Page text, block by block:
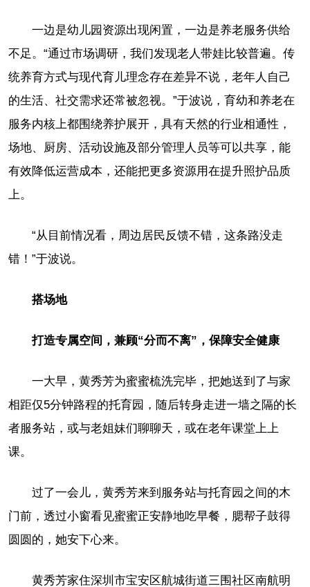
一边是幼儿园资源出现闲置，一边是养老服务供给
不足。“通过市场调研，我们发现老人带娃比较普遍。传
统养育方式与现代育儿理念存在差异不说，老年人自己
的生活、社交需求还常被忽视。”于波说，育幼和养老在
服务内核上都围绕养护展开，具有天然的行业相通性，
场地、厨房、活动设施及部分管理人员等可以共享，能
有效降低运营成本，还能把更多资源用在提升照护品质
上。
“从目前情况看，周边居民反馈不错，这条路没走
错！”于波说。
搭场地
打造专属空间，兼顾“分而不离”，保障安全健康
一大早，黄秀芳为蜜蜜梳洗完毕，把她送到了与家
相距仅5分钟路程的托育园，随后转身走进一墙之隔的长
者服务站，或与老姐妹们聊聊天，或在老年课堂上上
课。
过了一会儿，黄秀芳来到服务站与托育园之间的木
门前，透过小窗看见蜜蜜正安静地吃早餐，腮帮子鼓得
圆圆的，她安下心来。
黄秀芳家住深圳市宝安区航城街道三围社区南航明